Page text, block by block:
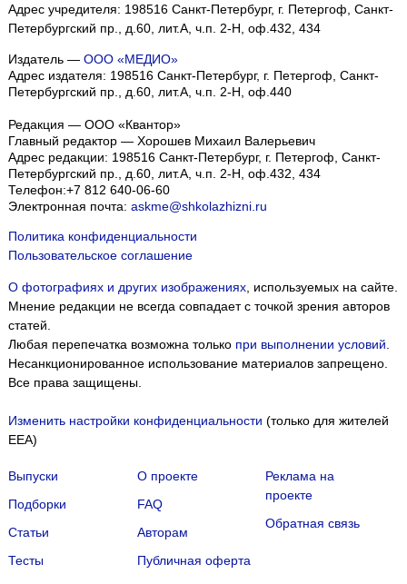
Адрес учредителя: 198516 Санкт-Петербург, г. Петергоф, Санкт-
Петербургский пр., д.60, лит.А, ч.п. 2-Н, оф.432, 434
Издатель — ООО «МЕДИО»
Адрес издателя: 198516 Санкт-Петербург, г. Петергоф, Санкт-
Петербургский пр., д.60, лит.А, ч.п. 2-Н, оф.440
Редакция — ООО «Квантор»
Главный редактор — Хорошев Михаил Валерьевич
Адрес редакции: 198516 Санкт-Петербург, г. Петергоф Санкт-
Петербургский пр., д.60, лит.А, ч.п. 2-Н, оф.432, 434
Телефон:+7 812 640-06-60
Электронная почта: askme@shkolazhizni.ru
Политика конфиденциальности
Пользовательское соглашение
О фотографиях и других изображениях, используемых на сайте.
Мнение редакции не всегда совпадает с точкой зрения авторов
статей.
Любая перепечатка возможна только при выполнении условий
Несанкционированное использование материалов запрещено.
Все права защищены.
Изменить настройки конфиденциальности (только для жителей
EEA)
Выпуски
Подборки
Статьи
Тесты
О проекте
FAQ
Авторам
Публичная оферта
Реклама на
проекте
Обратная связь